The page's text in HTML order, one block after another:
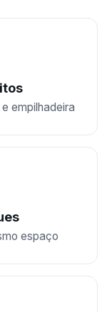
empilhadeira
espaço